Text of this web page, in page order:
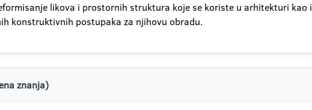
likova i prostornih struktura koje se koriste u arhitekturi kao i
konstruktivnih postupaka za njihovu obradu.
znanja)